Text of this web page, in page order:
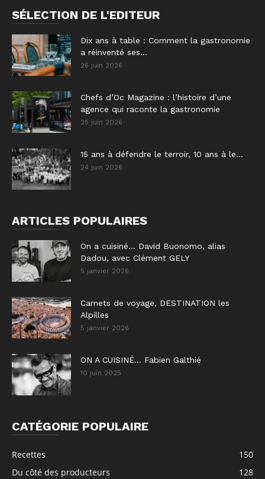
SÉLECTION DE L'EDITEUR
Dix ans à table : Comment la gastronomie
a réinventé ses...
26 juin 2026
Chefs d’Oc Magazine : l’histoire d’une
agence qui raconte la gastronomie
25 juin 2026
15 ans à défendre le terroir, 10 ans à le...
24 juin 2026
ARTICLES POPULAIRES
On a cuisiné… David Buonomo, alias
Dadou, avec Clément GELY
5 janvier 2026
Carnets de voyage, DESTINATION les
Alpilles
5 janvier 2026
ON A CUISINÉ… Fabien Galthié
10 juin 2025
CATÉGORIE POPULAIRE
Recettes
150
Du côté des producteurs
128